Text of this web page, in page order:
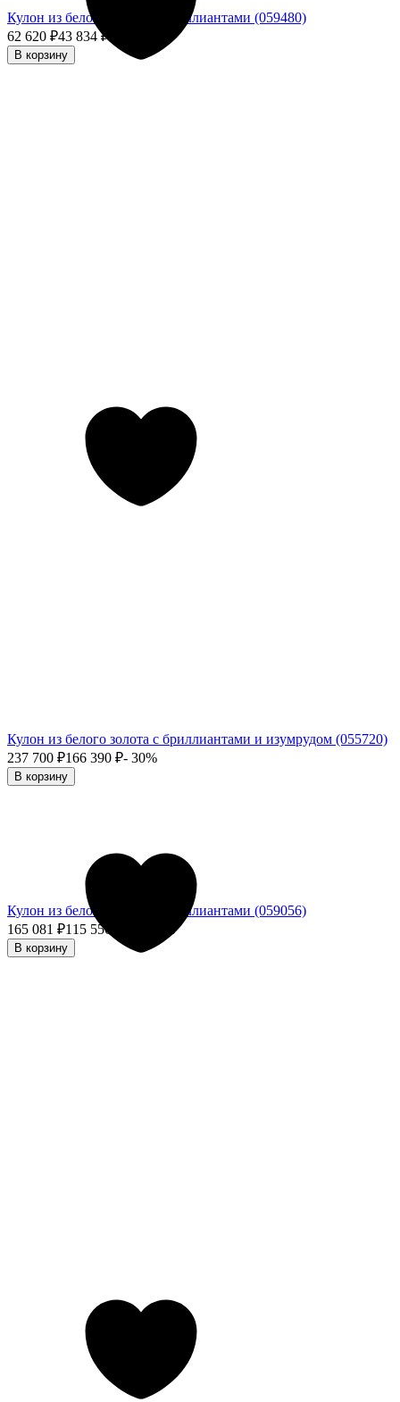
Кулон из белого золота с бриллиантами (059480)
62 620 ₽43 834₽
В корзину
Кулон из белого золота с бриллиантами и изумрудом (055720)
237 700 ₽166 390 ₽- 30%
В корзину
Кулон из белого золота с бриллиантами (059056)
165 081 ₽115 556,70 - 30%
В корзину